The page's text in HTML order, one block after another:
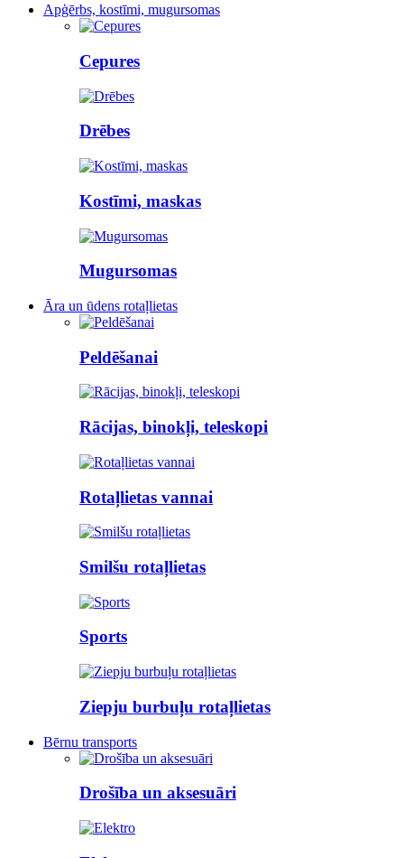
Apģērbs, kostīmi, mugursomas
Cepures
Drēbes
Kostīmi, maskas
Mugursomas
Āra un ūdens rotaļlietas
Peldēšanai
Rācijas, binokļi, teleskopi
Rotaļlietas vannai
Smilšu rotaļlietas
Sports
Ziepju burbuļu rotaļlietas
Bērnu transports
Drošība un aksesuāri